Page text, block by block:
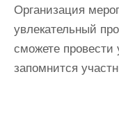
Организация
увлекательный
сможете провести
запомнится